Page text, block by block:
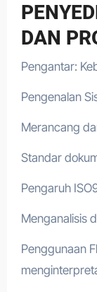
DAN
Pengantar:
Pengenalan
Merancang
Standar
Pengaruh
Menganalisis
Penggunaan